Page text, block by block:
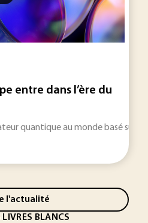
entre dans l’ère du
quantique au monde basé sur
l'actualité
LIVRES BLANCS